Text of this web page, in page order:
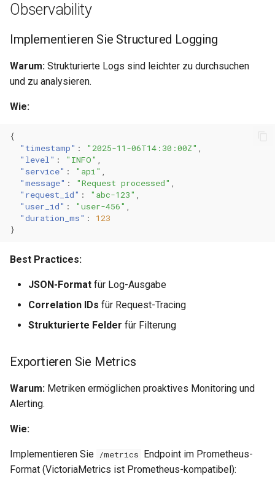
Observability
Implementieren Sie Structured Logging
Warum: Strukturierte Logs sind leichter zu durchsuchen
und zu analysieren.
Wie:
{
"timestamp" : "2025-11-06T14:30:00Z"
"level" : "INFO"
"service" : "api"
"message" : "Request processed"
"request_id" : "abc-123"
"user_id" : "user-456"
"duration_ms" :
123
}
Best Practices:
JSON-Format für Log-Ausgabe
Correlation IDs für Request-Tracing
Strukturierte Felder für Filterung
Exportieren Sie Metrics
Warum: Metriken ermöglichen proaktives Monitoring und
Alerting.
Wie:
Implementieren Sie /metrics Endpoint im Prometheus-
Format (VictoriaMetrics ist Prometheus-kompatibel):